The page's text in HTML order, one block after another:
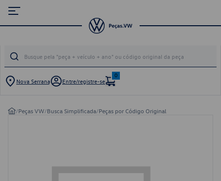
Nova Serrana Entre/registre-se
0
/Peças VW/Busca Simplificada/Peças por Código Original